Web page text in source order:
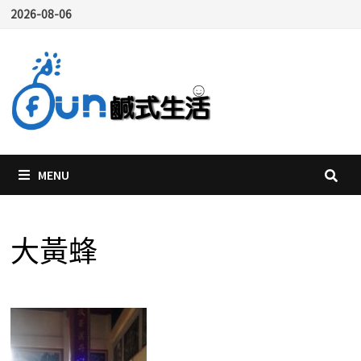
Skip
content
2026-08-06
MENU
大黃蜂